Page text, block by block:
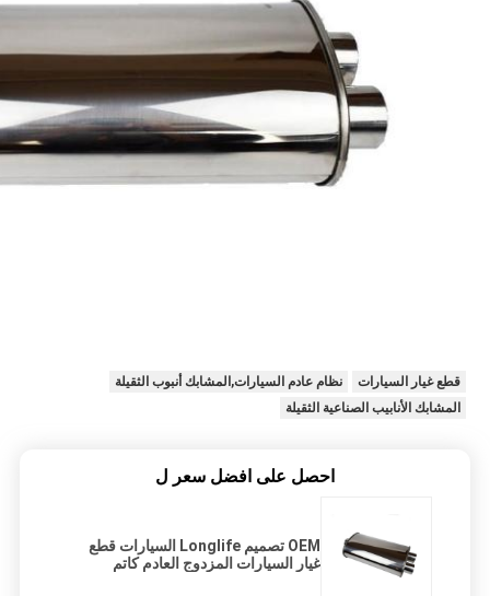
قطع غيار السيارات
نظام عادم السيارات,المشابك أنبوب الثقيلة
المشابك الأنابيب الصناعية الثقيلة
احصل على افضل سعر ل
OEM تصميم Longlife السيارات قطع
غيار السيارات المزدوج العادم كاتم